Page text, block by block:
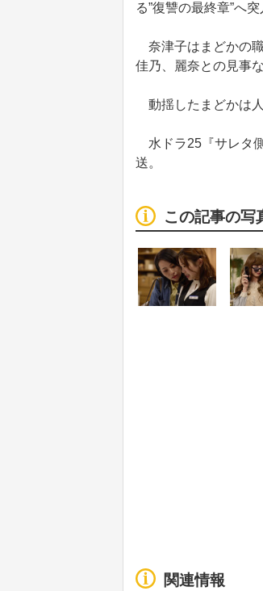
る”復讐の最終章”へ突
奈津子はまどかの
佳乃、麗奈との見事
動揺したまどかは
水ドラ25『サレタ
送。
この記事の写
関連情報